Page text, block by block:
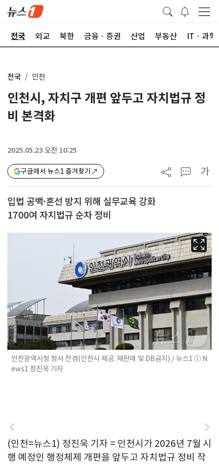
전국 외교 북한 금융ㆍ증권 산업 부동산 ITㆍ과학
전국 인천
인천시, 자치구 개편 앞두고 자치법규 정
비 본격화
2025.05.23 오전 10:25
구글에서 뉴스1 즐겨찾기 가
입법 공백·혼선 방지 위해 실무교육 강화
1700여 자치법규 순차 정비
인천광역시청 청사 전경(인천시 제공. 재판매 및 DB금지) / 뉴스1 ⓒ N
ews1 정진욱 기자
(인천=뉴스1) 정진욱 기자 = 인천시가 2026년 7월 시
행 예정인 행정체제 개편을 앞두고 자치법규 정비 작